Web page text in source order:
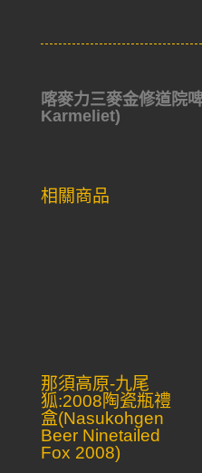
喀麥力三麥金修道院
Karmeliet)
相關商品
那須高原-九尾
狐:2008陶瓷瓶禮
盒(Nasukohgen
Beer Ninetailed
Fox 2008)